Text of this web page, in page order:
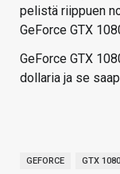
pelistä riippuen
GeForce GTX
GeForce GTX
dollaria ja se
GEFORCE GTX